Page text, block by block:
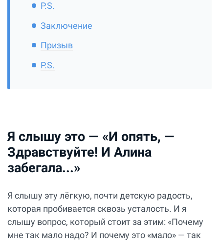
P.S.
Заключение
Призыв
P.S.
Я слышу это — «И опять, —
Здравствуйте! И Алина
забегала...»
Я слышу эту лёгкую, почти детскую радость,
которая пробивается сквозь усталость. И я
слышу вопрос, который стоит за этим: «Почему
мне так мало надо? И почему это «мало» — так